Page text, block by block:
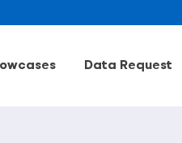
Data Request